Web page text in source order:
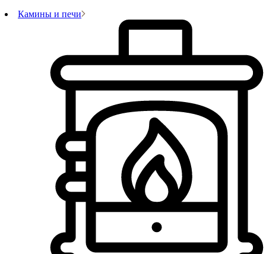
Камины и печи